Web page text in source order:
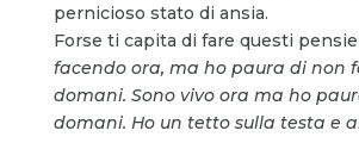
pernicioso stato di ansia.
Forse ti capita di fare questi
facendo ora, ma ho paura di non
domani. Sono vivo ora ma ho
domani. Ho un tetto sulla testa e